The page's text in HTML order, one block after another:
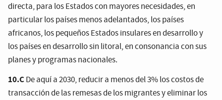
directa, para los Estados con mayores necesidades, en
particular los países menos adelantados, los países
africanos, los pequeños Estados insulares en desarrollo y
los países en desarrollo sin litoral, en consonancia con sus
planes y programas nacionales.
10.CDe aquí a 2030, reducir a menos del 3% los costos de
transacción de las remesas de los migrantes y eliminar los